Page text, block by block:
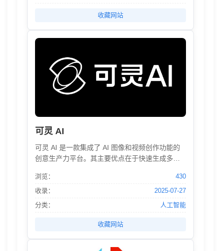
收藏网站
可灵 AI
可灵 AI 是一款集成了 AI 图像和视频创作功能的
创意生产力平台。其主要优点在于快速生成多样
率。产品定位于为创作者和内容创意人群提供创
作灵感和工具支持。
浏览：
430
收录：
2025-07-27
分类：
人工智能
收藏网站